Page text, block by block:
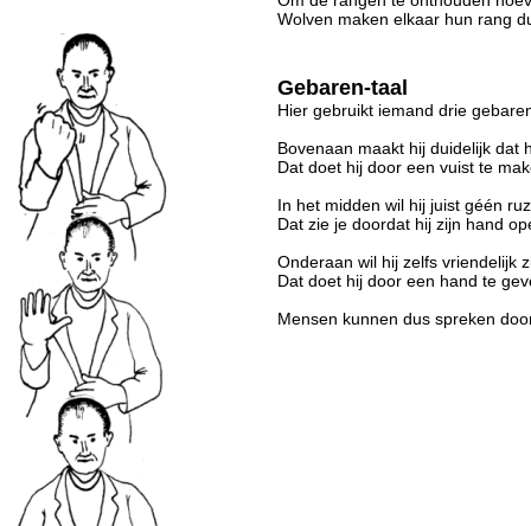
Wolven maken elkaar hun rang
Gebaren-taal
Hier gebruikt iemand drie
Bovenaan maakt hij duidelijk dat
Dat doet hij door een vuist te
In het midden wil hij juist géén
Dat zie je doordat hij zijn hand
Onderaan wil hij zelfs vriendelijk
Dat doet hij door een hand te
Mensen kunnen dus spreken